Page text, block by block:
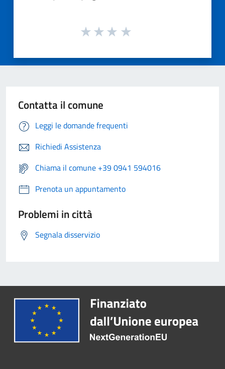
Contatta il comune
Leggi le domande frequenti
Richiedi Assistenza
Chiama il comune +39 0941 594016
Prenota un appuntamento
Problemi in città
Segnala disservizio